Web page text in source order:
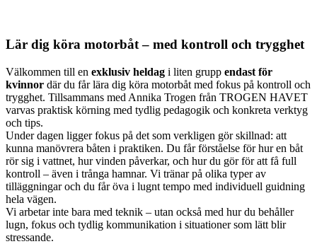
Lär dig köra motorbåt – med kontroll och trygghet
Välkommen till en exklusiv heldag i liten grupp endast för
kvinnor där du får lära dig köra motorbåt med fokus på kontroll och
trygghet. Tillsammans med Annika Trogen från TROGEN HAVET
varvas praktisk körning med tydlig pedagogik och konkreta verktyg
och tips.
Under dagen ligger fokus på det som verkligen gör skillnad: att
kunna manövrera båten i praktiken. Du får förståelse för hur en båt
rör sig i vattnet, hur vinden påverkar, och hur du gör för att få full
kontroll – även i trånga hamnar. Vi tränar på olika typer av
tilläggningar och du får öva i lugnt tempo med individuell guidning
hela vägen.
Vi arbetar inte bara med teknik – utan också med hur du behåller
lugn, fokus och tydlig kommunikation i situationer som lätt blir
stressande.